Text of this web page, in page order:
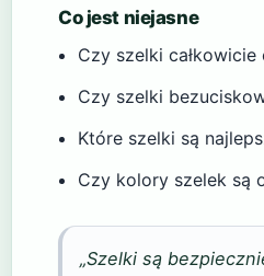
Co jest niejasne
Czy szelki
Czy szelki
Które szelki są
Czy kolory szelek są
„Szelki są